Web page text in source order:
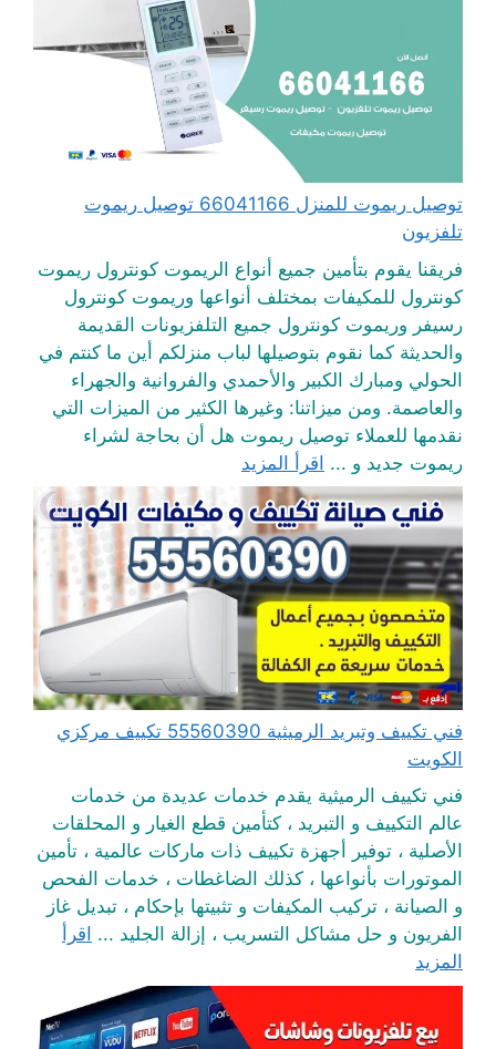
توصيل ريموت للمنزل 66041166 توصيل ريموت
تلفزيون
فريقنا يقوم بتأمين جميع أنواع الريموت كونترول ريموت
كونترول للمكيفات بمختلف أنواعها وريموت كونترول
رسيفر وريموت كونترول جميع التلفزيونات القديمة
والحديثة كما نقوم بتوصيلها لباب منزلكم أين ما كنتم في
الحولي ومبارك الكبير والأحمدي والفروانية والجهراء
والعاصمة. ومن ميزاتنا: وغيرها الكثير من الميزات التي
نقدمها للعملاء توصيل ريموت هل أن بحاجة لشراء
ريموت جديد و ... اقرأ المزيد
فني تكييف وتبريد الرميثية 55560390 تكييف مركزي
الكويت
فني تكييف الرميثية يقدم خدمات عديدة من خدمات
عالم التكييف و التبريد ، كتأمين قطع الغيار و المحلقات
الأصلية ، توفير أجهزة تكييف ذات ماركات عالمية ، تأمين
الموتورات بأنواعها ، كذلك الضاغطات ، خدمات الفحص
و الصيانة ، تركيب المكيفات و تثبيتها بإحكام ، تبديل غاز
الفريون و حل مشاكل التسريب ، إزالة الجليد ... اقرأ
المزيد